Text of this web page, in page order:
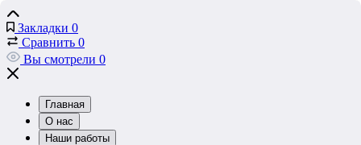
Закладки 0
Сравнить 0
Вы смотрели 0
Главная
О нас
Наши работы